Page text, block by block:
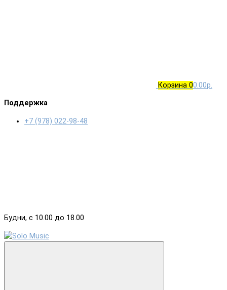
Корзина 00.00р.
Поддержка
+7 (978) 022-98-48
Будни, с 10.00 до 18.00